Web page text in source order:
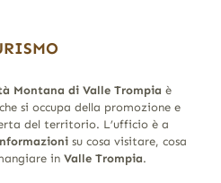
Montana di Valle Trompia è
si occupa della promozione e
del territorio. L’ufficio è a
su cosa visitare, cosa
in Valle Trompia.